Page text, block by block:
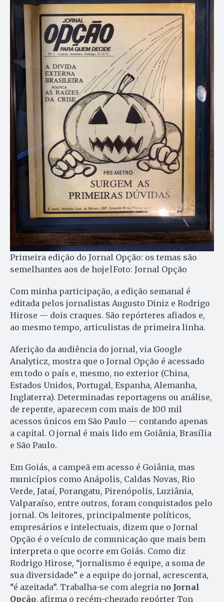
Primeira edição do Jornal Opção: os temas são
semelhantes aos de hoje|Foto: Jornal Opção
Com minha participação, a edição semanal é
editada pelos jornalistas Augusto Diniz e Rodrigo
Hirose — dois craques. São repórteres afiados e,
ao mesmo tempo, articulistas de primeira linha.
Aferição da audiência do jornal, via Google
Analyticz, mostra que o Jornal Opção é acessado
em todo o país e, mesmo, no exterior (China,
Estados Unidos, Portugal, Espanha, Alemanha,
Inglaterra). Determinadas reportagens ou análise,
de repente, aparecem com mais de 100 mil
acessos únicos em São Paulo — contando apenas
a capital. O jornal é mais lido em Goiânia, Brasília
e São Paulo.
Em Goiás, a campeã em acesso é Goiânia, mas
municípios como Anápolis, Caldas Novas, Rio
Verde, Jataí, Porangatu, Pirenópolis, Luziânia,
Valparaíso, entre outros, foram conquistados pelo
jornal. Os leitores, principalmente políticos,
empresários e intelectuais, dizem que o Jornal
Opção é o veículo de comunicação que mais bem
interpreta o que ocorre em Goiás. Como diz
Rodrigo Hirose, “jornalismo é equipe, a soma de
sua diversidade” e a equipe do jornal, acrescenta,
“é azeitada”. Trabalha-se com alegria no Jornal
Opção, afirma o recém-chegado repórter Ton